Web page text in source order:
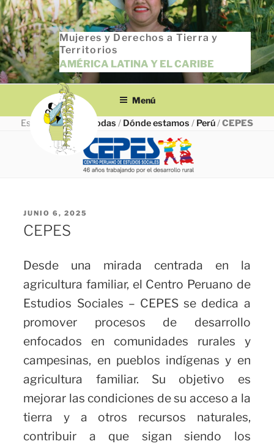
Saltar
al
contenido
Mujeres y Derechos a Tierra y
Territorios
AMÉRICA LATINA Y EL CARIBE
Menú
Estás enINICIO Todas / Dónde estamos / Perú/CEPES
PUBLICADO
EL
JUNIO 6, 2025
CEPES
Desde una mirada centrada en la
agricultura familiar, el Centro Peruano de
Estudios Sociales – CEPES se dedica a
promover procesos de desarrollo
enfocados en comunidades rurales y
campesinas, en pueblos indígenas y en
agricultura familiar. Su objetivo es
mejorar las condiciones de su acceso a la
tierra y a otros recursos naturales,
contribuir a que sigan siendo los